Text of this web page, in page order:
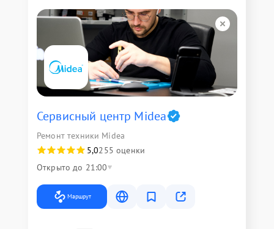
Сервисный центр Midea
Ремонт техники Midea
5,0255 оценки
Открыто до 21:00
Маршрут